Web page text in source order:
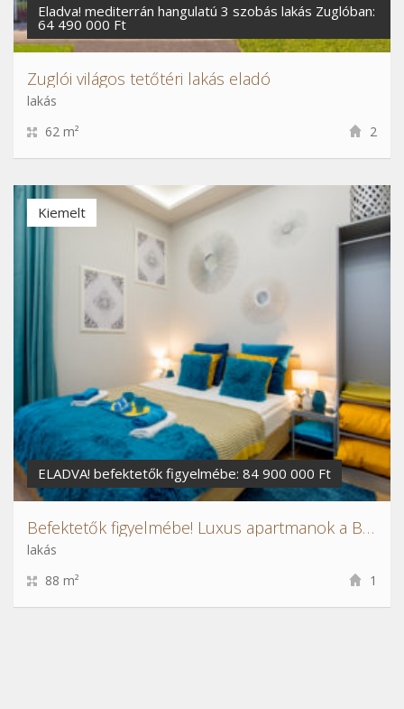
Eladva! mediterrán hangulatú 3 szobás lakás Zuglóban:
64 490 000 Ft
Zuglói világos tetőtéri lakás eladó
lakás
62 m²
2
ELADVA! befektetők figyelmébe: 84 900 000 Ft
Kiemelt
Befektetők figyelmébe! Luxus apartmanok a Belvárosban
lakás
88 m²
1